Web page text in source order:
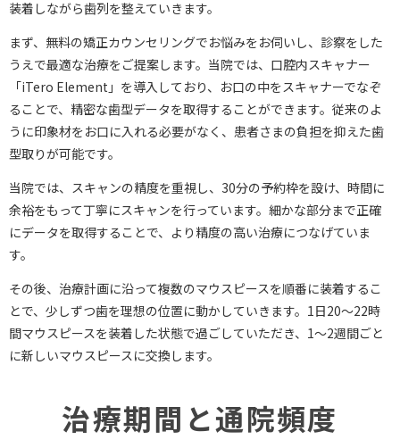
装着しながら歯列を整えていきます。
まず、無料の矯正カウンセリングでお悩みをお伺いし、診察をした
うえで最適な治療をご提案します。当院では、口腔内スキャナー
「iTero Element」を導入しており、お口の中をスキャナーでなぞ
ることで、精密な歯型データを取得することができます。従来のよ
うに印象材をお口に入れる必要がなく、患者さまの負担を抑えた歯
型取りが可能です。
当院では、スキャンの精度を重視し、30分の予約枠を設け、時間に
余裕をもって丁寧にスキャンを行っています。細かな部分まで正確
にデータを取得することで、より精度の高い治療につなげていま
す。
その後、治療計画に沿って複数のマウスピースを順番に装着するこ
とで、少しずつ歯を理想の位置に動かしていきます。1日20～22時
間マウスピースを装着した状態で過ごしていただき、1～2週間ごと
に新しいマウスピースに交換します。
治療期間と通院頻度